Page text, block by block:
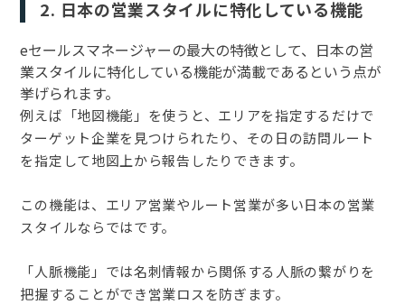
2. 日本の営業スタイルに特化している機能
eセールスマネージャーの最大の特徴として、日本の営
業スタイルに特化している機能が満載であるという点が
挙げられます。
例えば「地図機能」を使うと、エリアを指定するだけで
ターゲット企業を見つけられたり、その日の訪問ルート
を指定して地図上から報告したりできます。
この機能は、エリア営業やルート営業が多い日本の営業
スタイルならではです。
「人脈機能」では名刺情報から関係する人脈の繋がりを
把握することができ営業ロスを防ぎます。